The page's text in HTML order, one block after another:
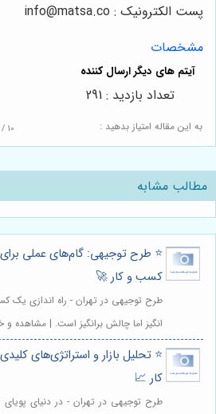
پست الکترونیک : info@matsa.co
مشخصات
به این مقاله امتیاز بدهید : / 10
تعداد بازدید : 291
مطالب مشابه
⭐️ طرح توجیهی: گام‌های عملی برای
کسب و کار 🚀
طرح توجیهی در تهران - راه اندازی یک
انگیز اما چالش برانگیز است. | مشاهده و
⭐️ تحلیل بازار و استراتژی‌های
کار 📈
طرح توجیهی در تهران - در دنیای